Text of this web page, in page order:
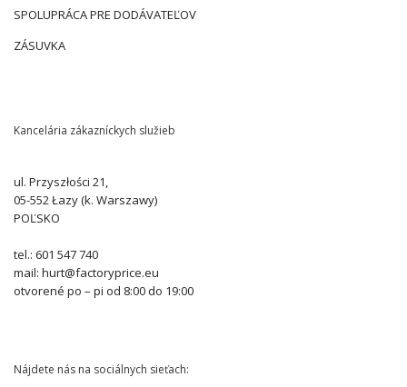
SPOLUPRÁCA PRE DODÁVATEĽOV
ZÁSUVKA
Kancelária zákazníckych služieb
ul. Przyszłości 21,
05-552 Łazy (k. Warszawy)
POĽSKO
tel.: 601 547 740
mail: hurt@factoryprice.eu
otvorené po – pi od 8:00 do 19:00
Nájdete nás na sociálnych sieťach: